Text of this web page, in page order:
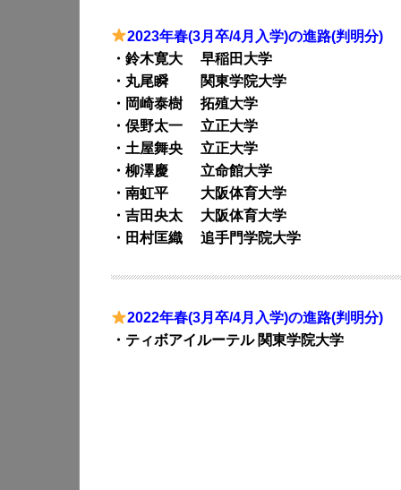
2023年春(3月卒/4月入学)の進路(判明分)
・鈴木寛大 早稲田大学
・丸尾瞬 関東学院大学
・岡崎泰樹 拓殖大学
・俣野太一 立正大学
・土屋舞央 立正大学
・柳澤慶 立命館大学
・南虹平 大阪体育大学
・吉田央太 大阪体育大学
・田村匡織 追手門学院大学
2022年春(3月卒/4月入学)の進路(判明分)
・ティボアイルーテル 関東学院大学